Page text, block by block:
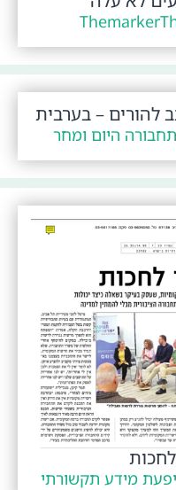
Themarker
להורים – בערבית
תחבורה היום ומחר
יפעת מידע תקשורתי